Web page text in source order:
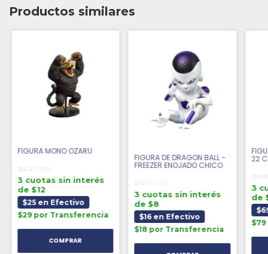
Productos similares
FIGURA MONO OZARU
$36.21 USD
3 cuotas sin interés
de $12
$25 en Efectivo
$29 por Transferencia
FIGURA DE DRAGON BALL -
FREEZER ENOJADO CHICO
$22.71 USD
3 cuotas sin interés
de $8
$16 en Efectivo
$18 por Transferencia
22
3
de